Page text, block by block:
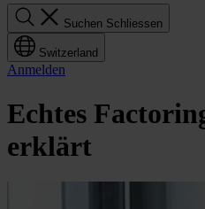
Suchen Schliessen
Switzerland
Anmelden
Echtes
erklärt